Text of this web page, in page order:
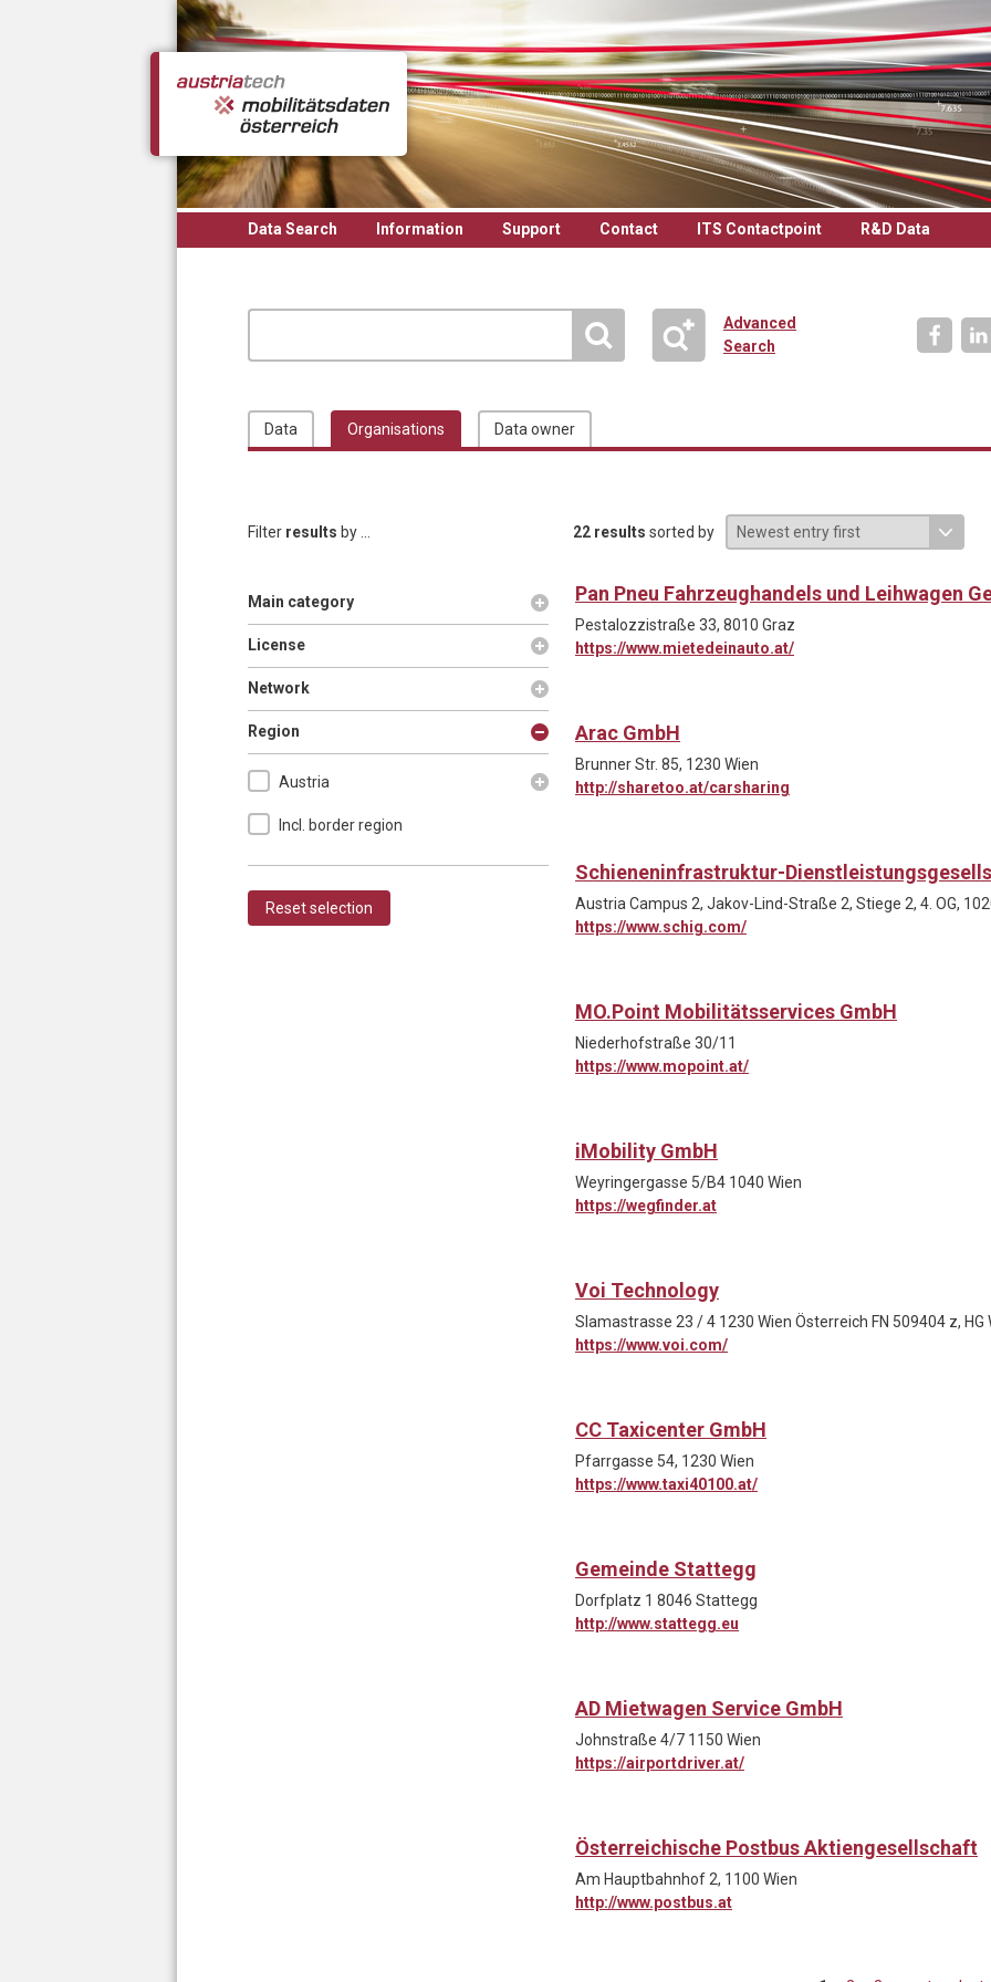
Data Search Information Support Contact ITS Contactpoint R&D Data
Advanced
Search
Data Organisations Data owner
Filter results by ... 22 results sorted by
Show
Main category
Show
License
Show
Network
Hide
Region
Austria
Incl. border region
Pan Pneu Fahrzeughandels und Leihwagen
Pestalozzistraße 33, 8010 Graz
https://www.mietedeinauto.at/
Arac GmbH
Brunner Str. 85, 1230 Wien
http://sharetoo.at/carsharing
Schieneninfrastruktur-
Austria Campus 2, Jakov-Lind-Straße 2, Stiege 2, 4. OG,
https://www.schig.com/
MO.Point Mobilitätsservices GmbH
Niederhofstraße 30/11
https://www.mopoint.at/
iMobility GmbH
Weyringergasse 5/B4 1040 Wien
https://wegfinder.at
Voi Technology
Slamastrasse 23 / 4 1230 Wien Österreich FN 509404 z, HG
https://www.voi.com/
CC Taxicenter GmbH
Pfarrgasse 54, 1230 Wien
https://www.taxi40100.at/
Gemeinde Stattegg
Dorfplatz 1 8046 Stattegg
http://www.stattegg.eu
AD Mietwagen Service GmbH
Johnstraße 4/7 1150 Wien
https://airportdriver.at/
Österreichische Postbus Aktiengesellschaft
Am Hauptbahnhof 2, 1100 Wien
http://www.postbus.at
Pages